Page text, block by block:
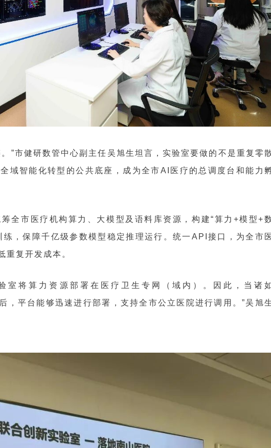
”市健研数管中心副主任吴旭生坦言，实验室要做的不是重复零
域智能化转型的公共底座，成为全市AI医疗的总调度台和能力
全市医疗机构算力、大模型及语料库资源，构建“算力+模型+
练，保障千亿级参数模型稳定推理运行。统一API接口，为全市
重复开发成本。
室将算力资源部署在医疗卫生专网（域内）。因此，当诸
平台能够迅速进行部署，支持全市公立医院进行调用。”吴旭